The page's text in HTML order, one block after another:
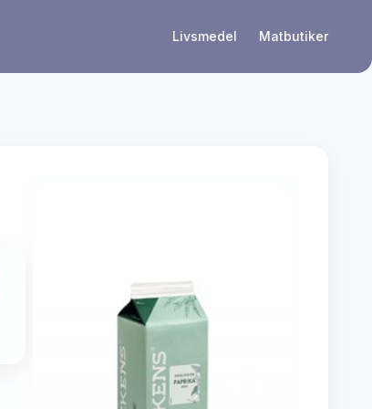
Livsmedel Matbutiker